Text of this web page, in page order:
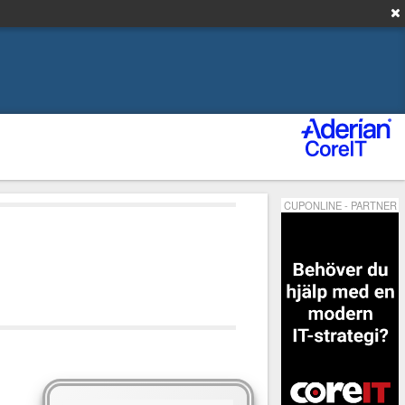
CUPONLINE - PARTNER